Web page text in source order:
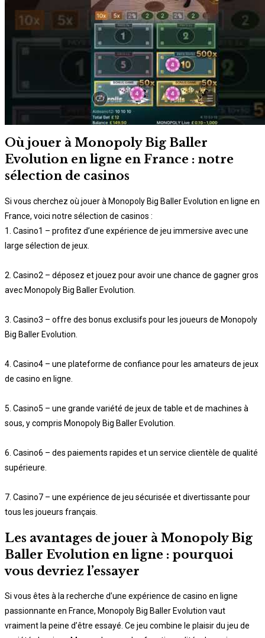
Où jouer à Monopoly Big Baller
Evolution en ligne en France : notre
sélection de casinos
Si vous cherchez où jouer à Monopoly Big Baller Evolution en ligne en
France, voici notre sélection de casinos :
1. Casino1 – profitez d’une expérience de jeu immersive avec une
large sélection de jeux.
2. Casino2 – déposez et jouez pour avoir une chance de gagner gros
avec Monopoly Big Baller Evolution.
3. Casino3 – offre des bonus exclusifs pour les joueurs de Monopoly
Big Baller Evolution.
4. Casino4 – une plateforme de confiance pour les amateurs de jeux
de casino en ligne.
5. Casino5 – une grande variété de jeux de table et de machines à
sous, y compris Monopoly Big Baller Evolution.
6. Casino6 – des paiements rapides et un service clientèle de qualité
supérieure.
7. Casino7 – une expérience de jeu sécurisée et divertissante pour
tous les joueurs français.
Les avantages de jouer à Monopoly Big
Baller Evolution en ligne : pourquoi
vous devriez l’essayer
Si vous êtes à la recherche d’une expérience de casino en ligne
passionnante en France, Monopoly Big Baller Evolution vaut
vraiment la peine d’être essayé. Ce jeu combine le plaisir du jeu de